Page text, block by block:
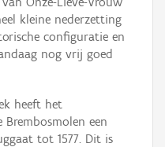
kleine nederzetting
configuratie en
nog vrij goed
heeft het
een
tot 1577. Dit is